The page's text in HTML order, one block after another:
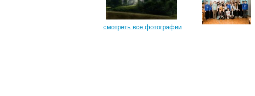
смотреть все фотографии